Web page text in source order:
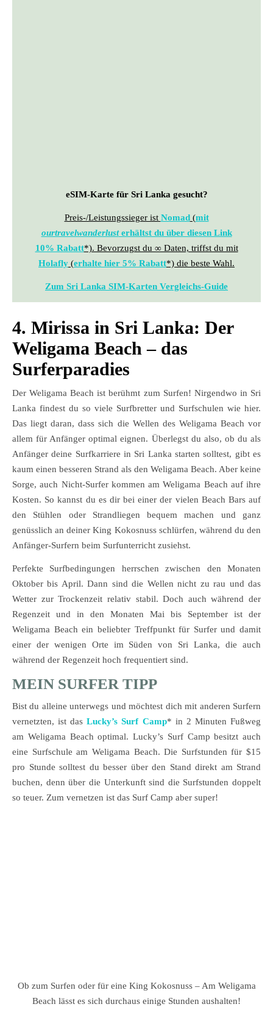
eSIM-Karte für Sri Lanka gesucht?
Preis-/Leistungssieger ist Nomad(mit
ourtravelwanderlusterhältst du über diesen Link
10% Rabatt*). Bevorzugst du ∞ Daten, triffst du mit
Holafly (erhalte hier 5% Rabatt*) die beste Wahl.
Zum Sri Lanka SIM-Karten Vergleichs-Guide
4. Mirissa in Sri Lanka: Der
Weligama Beach – das
Surferparadies
Der Weligama Beach ist berühmt zum Surfen! Nirgendwo in Sri
Lanka findest du so viele Surfbretter und Surfschulen wie hier.
Das liegt daran, dass sich die Wellen des Weligama Beach vor
allem für Anfänger optimal eignen. Überlegst du also, ob du als
Anfänger deine Surfkarriere in Sri Lanka starten solltest, gibt es
kaum einen besseren Strand als den Weligama Beach. Aber keine
Sorge, auch Nicht-Surfer kommen am Weligama Beach auf ihre
Kosten. So kannst du es dir bei einer der vielen Beach Bars auf
den Stühlen oder Strandliegen bequem machen und ganz
genüsslich an deiner King Kokosnuss schlürfen, während du den
Anfänger-Surfern beim Surfunterricht zusiehst.
Perfekte Surfbedingungen herrschen zwischen den Monaten
Oktober bis April. Dann sind die Wellen nicht zu rau und das
Wetter zur Trockenzeit relativ stabil. Doch auch während der
Regenzeit und in den Monaten Mai bis September ist der
Weligama Beach ein beliebter Treffpunkt für Surfer und damit
einer der wenigen Orte im Süden von Sri Lanka, die auch
während der Regenzeit hoch frequentiert sind.
MEIN SURFER TIPP
Bist du alleine unterwegs und möchtest dich mit anderen Surfern
vernetzten, ist dasLucky’s Surf Camp* in 2 Minuten Fußweg
am Weligama Beach optimal. Lucky’s Surf Camp besitzt auch
eine Surfschule am Weligama Beach. Die Surfstunden für $15
pro Stunde solltest du besser über den Stand direkt am Strand
buchen, denn über die Unterkunft sind die Surfstunden doppelt
so teuer. Zum vernetzen ist das Surf Camp aber super!
Ob zum Surfen oder für eine King Kokosnuss – Am Weligama
Beach lässt es sich durchaus einige Stunden aushalten!